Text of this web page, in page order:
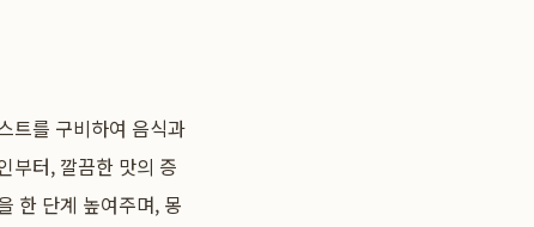
트를 구비하여 음식과
부터, 깔끔한 맛의 증
한 단계 높여주며, 몽